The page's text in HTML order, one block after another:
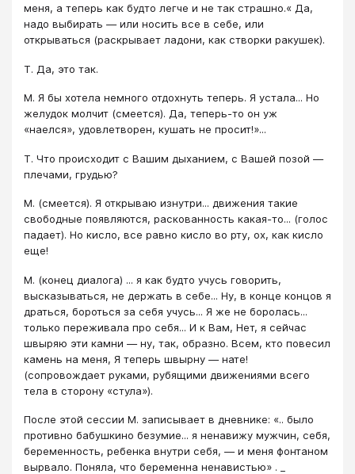
меня, а теперь как будто легче и не так страшно.« Да,
надо выбирать ― или носить все в себе, или
открываться (раскрывает ладони, как створки ракушек).
Т. Да, это так.
М. Я бы хотела немного отдохнуть теперь. Я устала... Но
желудок молчит (смеется). Да, теперь-то он уж
«наелся», удовлетворен, кушать не просит!»...
Т. Что происходит с Вашим дыханием, с Вашей позой ―
плечами, грудью?
М. (смеется). Я открываю изнутри... движения такие
свободные появляются, раскованность какая-то... (голос
падает). Но кисло, все равно кисло во рту, ох, как кисло
еще!
М. (конец диалога) ... я как будто учусь говорить,
высказываться, не держать в себе... Ну, в конце концов я
драться, бороться за себя учусь... Я же не боролась...
только переживала про себя... И к Вам, Нет, я сейчас
швыряю эти камни ― ну, так, образно. Всем, кто повесил
камень на меня, Я теперь швырну ― нате!
(сопровождает руками, рубящими движениями всего
тела в сторону «стула»).
После этой сессии М. записывает в дневнике: «.. было
противно бабушкино безумие... я ненавижу мужчин, себя,
беременность, ребенка внутри себя, ― и меня фонтаном
вырвало. Поняла, что беременна ненавистью» . _